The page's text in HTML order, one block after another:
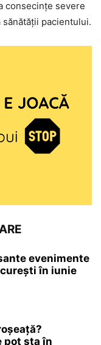
consecințe severe
pacientului.
evenimente
în iunie
pot sta în